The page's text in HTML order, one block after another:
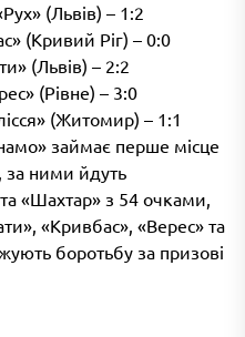
(Львів) – 1:2
(Кривий Ріг) – 0:0
(Львів) – 2:2
(Рівне) – 3:0
(Житомир) – 1:1
займає перше місце
за ними йдуть
«Шахтар» з 54 очками,
«Кривбас», «Верес» та
боротьбу за призові